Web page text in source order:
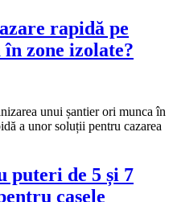
rapidă pe
zone izolate?
unui șantier ori munca în
a unor soluții pentru cazarea
puteri de 5 și 7
casele